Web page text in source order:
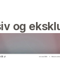
og